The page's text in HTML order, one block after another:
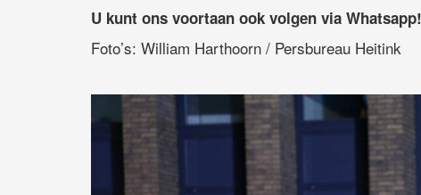
U kunt ons voortaan ook volgen via Whatsapp!
Foto’s: William Harthoorn / Persbureau Heitink